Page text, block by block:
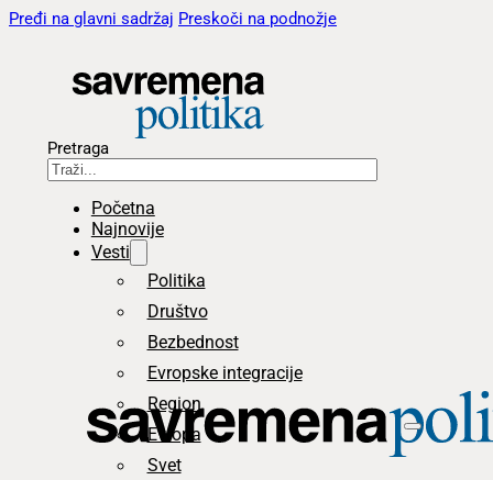
Pređi na glavni sadržaj Preskoči na podnožje
Pretraga
Početna
Najnovije
Vesti
Politika
Društvo
Bezbednost
Evropske integracije
Region
Evropa
Svet